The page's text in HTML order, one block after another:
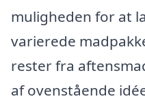
muligheden for at
varierede
rester fra
af ovenstående